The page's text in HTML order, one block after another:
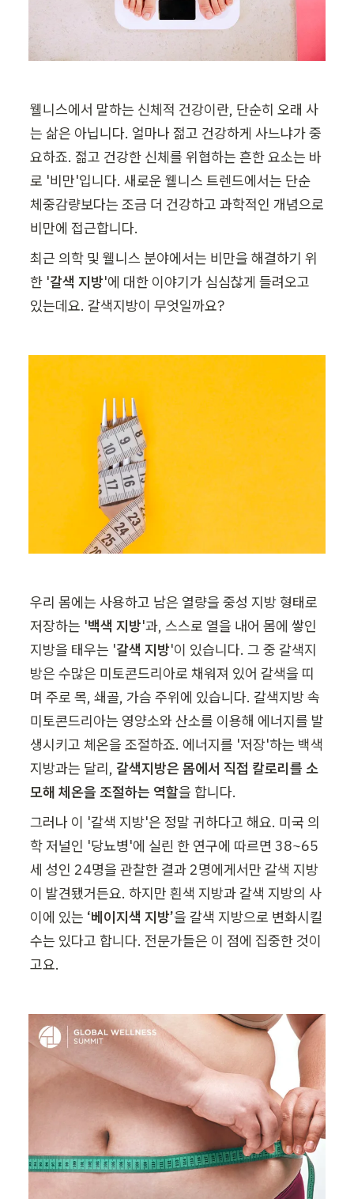
웰니스에서 말하는 신체적 건강이란, 단순히 오래 사
는 삶은 아닙니다. 얼마나 젊고 건강하게 사느냐가 중
요하죠. 젊고 건강한 신체를 위협하는 흔한 요소는 바
로 '비만'입니다. 새로운 웰니스 트렌드에서는 단순
체중감량보다는 조금 더 건강하고 과학적인 개념으로
비만에 접근합니다.
최근 의학 및 웰니스 분야에서는 비만을 해결하기 위
한 '갈색 지방'에 대한 이야기가 심심찮게 들려오고
있는데요. 갈색지방이 무엇일까요?
우리 몸에는 사용하고 남은 열량을 중성 지방 형태로
저장하는 '백색 지방'과, 스스로 열을 내어 몸에 쌓인
지방을 태우는 '갈색 지방'이 있습니다. 그 중 갈색지
방은 수많은 미토콘드리아로 채워져 있어 갈색을 띠
며 주로 목, 쇄골, 가슴 주위에 있습니다. 갈색지방 속
미토콘드리아는 영양소와 산소를 이용해 에너지를 발
생시키고 체온을 조절하죠. 에너지를 '저장'하는 백색
지방과는 달리, 갈색지방은 몸에서 직접 칼로리를 소
모해 체온을 조절하는 역할을 합니다.
그러나 이 '갈색 지방'은 정말 귀하다고 해요. 미국 의
학 저널인 '당뇨병'에 실린 한 연구에 따르면 38~65
세 성인 24명을 관찰한 결과 2명에게서만 갈색 지방
이 발견됐거든요. 하지만 흰색 지방과 갈색 지방의 사
이에 있는 ‘베이지색 지방’을 갈색 지방으로 변화시킬
수는 있다고 합니다. 전문가들은 이 점에 집중한 것이
고요.